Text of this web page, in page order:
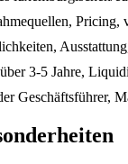
Pricing,
3-5 Jahre,
Geschäftsführer,